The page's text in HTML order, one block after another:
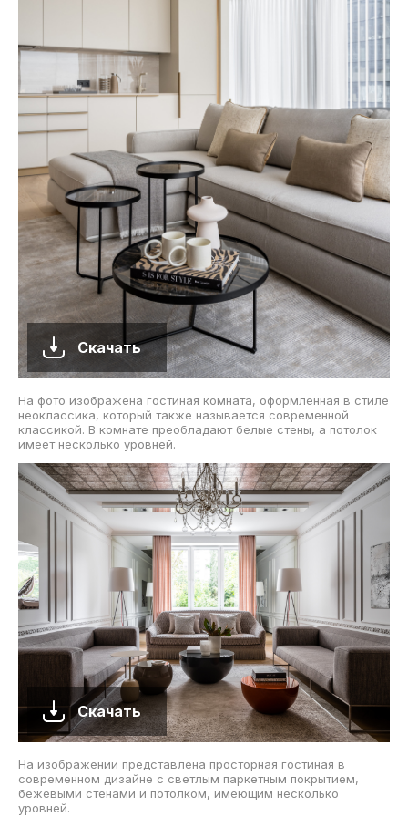
Скачать
На фото изображена гостиная комната, оформленная в стиле
неоклассика, который также называется современной
классикой. В комнате преобладают белые стены, а потолок
имеет несколько уровней.
Скачать
На изображении представлена просторная гостиная в
современном дизайне с светлым паркетным покрытием,
бежевыми стенами и потолком, имеющим несколько
уровней.